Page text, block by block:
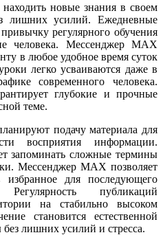
новые знания в своем
лишних усилий. Ежедневные
регулярного обучения
человека. Мессенджер MAX
в любое удобное время суток
легко усваиваются даже в
современного человека.
глубокие и прочные
теме.
подачу материала для
восприятия информации.
запоминать сложные термины
Мессенджер MAX позволяет
для последующего
публикаций
на стабильно высоком
становится естественной
лишних усилий и стресса.